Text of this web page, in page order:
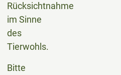
Rücksichtnahme
im Sinne
des
Tierwohls.
Bitte